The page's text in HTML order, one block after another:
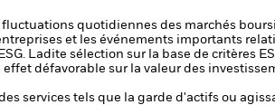
quotidiennes des marchés
et les événements importants
Ladite sélection sur la base de critères
défavorable sur la valeur des
services tels que la garde d'actifs ou